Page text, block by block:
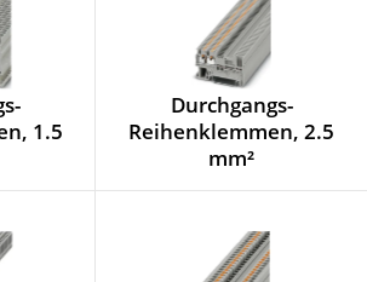
1.5
Durchgangs-
Reihenklemmen, 2.5
mm²